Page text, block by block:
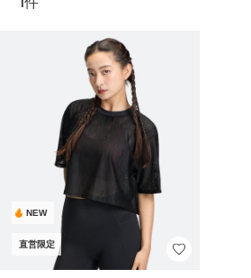
NEW
直営限定